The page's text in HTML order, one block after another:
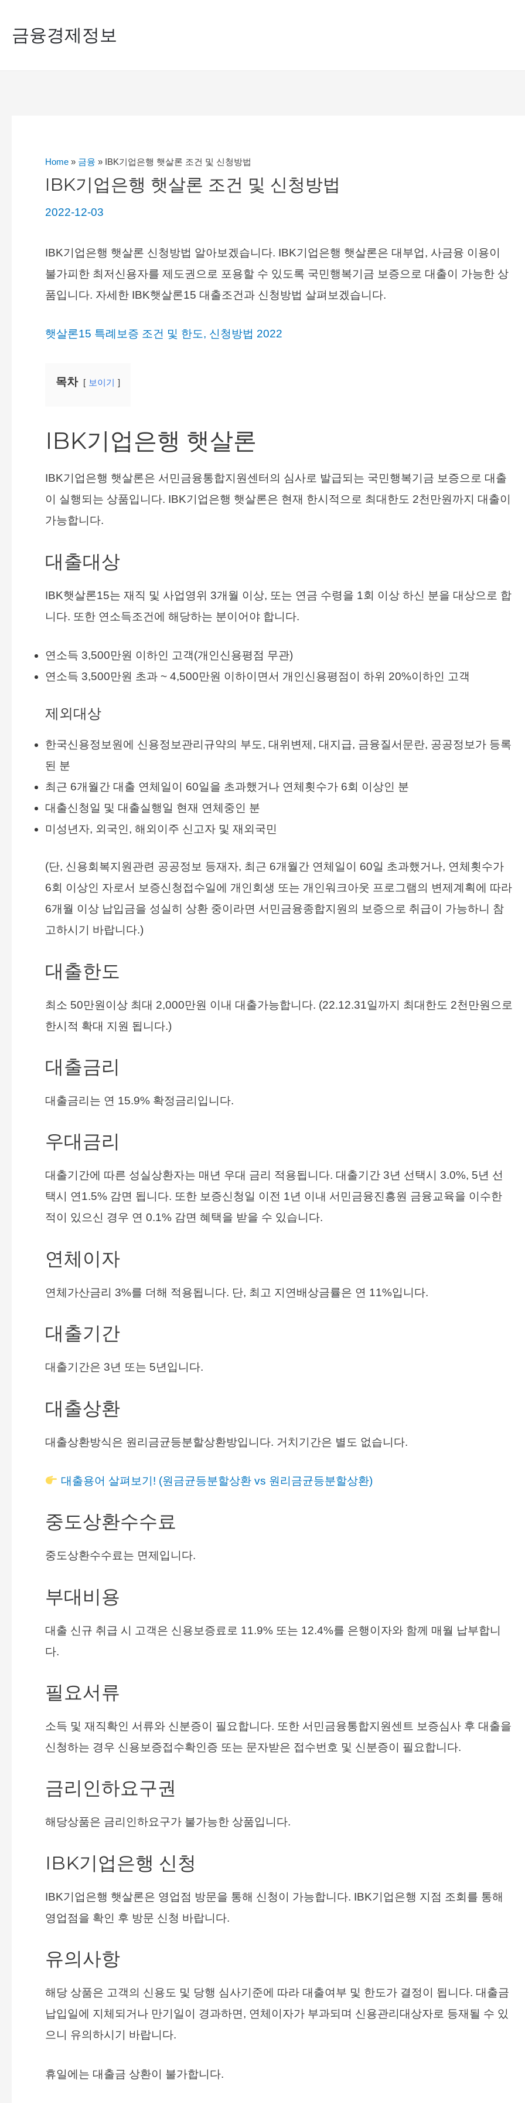
금융경제정보
Home » 금융 » IBK기업은행 햇살론 조건 및 신청방법
IBK기업은행 햇살론 조건 및 신청방법
2022-12-03
IBK기업은행 햇살론 신청방법 알아보겠습니다. IBK기업은행 햇살론은 대부업, 사금융 이용이
불가피한 최저신용자를 제도권으로 포용할 수 있도록 국민행복기금 보증으로 대출이 가능한 상
품입니다. 자세한 IBK햇살론15 대출조건과 신청방법 살펴보겠습니다.
햇살론15 특례보증 조건 및 한도, 신청방법 2022
목차 보이기
IBK기업은행 햇살론
IBK기업은행 햇살론은 서민금융통합지원센터의 심사로 발급되는 국민행복기금 보증으로 대출
이 실행되는 상품입니다. IBK기업은행 햇살론은 현재 한시적으로 최대한도 2천만원까지 대출이
가능합니다.
대출대상
IBK햇살론15는 재직 및 사업영위 3개월 이상, 또는 연금 수령을 1회 이상 하신 분을 대상으로 합
니다. 또한 연소득조건에 해당하는 분이어야 합니다.
연소득 3,500만원 이하인 고객(개인신용평점 무관)
연소득 3,500만원 초과 ~ 4,500만원 이하이면서 개인신용평점이 하위 20%이하인 고객
제외대상
한국신용정보원에 신용정보관리규약의 부도, 대위변제, 대지급, 금융질서문란, 공공정보가 등록
된 분
최근 6개월간 대출 연체일이 60일을 초과했거나 연체횟수가 6회 이상인 분
대출신청일 및 대출실행일 현재 연체중인 분
미성년자, 외국인, 해외이주 신고자 및 재외국민
(단, 신용회복지원관련 공공정보 등재자, 최근 6개월간 연체일이 60일 초과했거나, 연체횟수가
6회 이상인 자로서 보증신청접수일에 개인회생 또는 개인워크아웃 프로그램의 변제계획에 따라
6개월 이상 납입금을 성실히 상환 중이라면 서민금융종합지원의 보증으로 취급이 가능하니 참
고하시기 바랍니다.)
대출한도
최소 50만원이상 최대 2,000만원 이내 대출가능합니다. (22.12.31일까지 최대한도 2천만원으로
한시적 확대 지원 됩니다.)
대출금리
대출금리는 연 15.9% 확정금리입니다.
우대금리
대출기간에 따른 성실상환자는 매년 우대 금리 적용됩니다. 대출기간 3년 선택시 3.0%, 5년 선
택시 연1.5% 감면 됩니다. 또한 보증신청일 이전 1년 이내 서민금융진흥원 금융교육을 이수한
적이 있으신 경우 연 0.1% 감면 혜택을 받을 수 있습니다.
연체이자
연체가산금리 3%를 더해 적용됩니다. 단, 최고 지연배상금률은 연 11%입니다.
대출기간
대출기간은 3년 또는 5년입니다.
대출상환
대출상환방식은 원리금균등분할상환방입니다. 거치기간은 별도 없습니다.
대출용어 살펴보기! (원금균등분할상환 vs 원리금균등분할상환)
중도상환수수료
중도상환수수료는 면제입니다.
부대비용
대출 신규 취급 시 고객은 신용보증료로 11.9% 또는 12.4%를 은행이자와 함께 매월 납부합니
다.
필요서류
소득 및 재직확인 서류와 신분증이 필요합니다. 또한 서민금융통합지원센트 보증심사 후 대출을
신청하는 경우 신용보증접수확인증 또는 문자받은 접수번호 및 신분증이 필요합니다.
금리인하요구권
해당상품은 금리인하요구가 불가능한 상품입니다.
IBK기업은행 신청
IBK기업은행 햇살론은 영업점 방문을 통해 신청이 가능합니다. IBK기업은행 지점 조회를 통해
영업점을 확인 후 방문 신청 바랍니다.
유의사항
해당 상품은 고객의 신용도 및 당행 심사기준에 따라 대출여부 및 한도가 결정이 됩니다. 대출금
납입일에 지체되거나 만기일이 경과하면, 연체이자가 부과되며 신용관리대상자로 등재될 수 있
으니 유의하시기 바랍니다.
휴일에는 대출금 상환이 불가합니다.